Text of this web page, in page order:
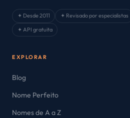
✦ Desde 2011 ✦ Revisado por especialistas
✦ API gratuita
EXPLORAR
Blog
Nome Perfeito
Nomes de A a Z